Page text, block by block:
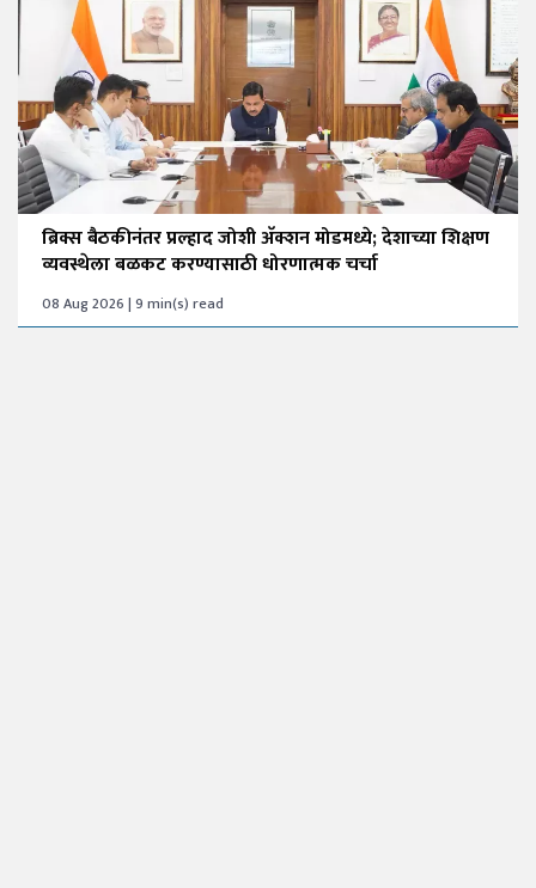
ब्रिक्स बैठकीनंतर प्रल्हाद जोशी अ‍ॅक्शन मोडमध्ये; देशाच्या शिक्षण
व्यवस्थेला बळकट करण्यासाठी धोरणात्मक चर्चा
08 Aug 2026 | 9 min(s) read